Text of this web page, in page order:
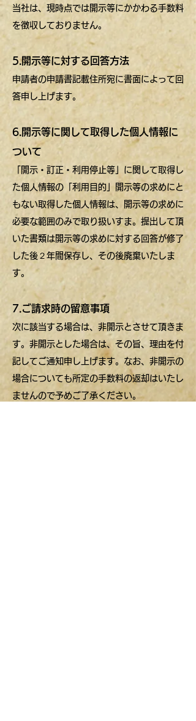
当社は、現時点では開示等にかかわる手数料
を徴収しておりません。
5.開示等に対する回答方法
申請者の申請書記載住所宛に書面によって回
答申し上げます。
6.開示等に関して取得した個人情報に
ついて
「開示・訂正・利用停止等」に関して取得し
た個人情報の「利用目的」開示等の求めにと
もない取得した個人情報は、開示等の求めに
必要な範囲のみで取り扱いすま。提出して頂
いた書類は開示等の求めに対する回答が修了
した後２年間保存し、その後廃棄いたしま
す。
7.ご請求時の留意事項
次に該当する場合は、非開示とさせて頂きま
す。非開示とした場合は、その旨、理由を付
記してご通知申し上げます。なお、非開示の
場合についても所定の手数料の返却はいたし
ませんので予めご了承ください。